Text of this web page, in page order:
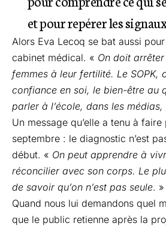
et pour repérer les
Alors Eva Lecoq se bat aussi
cabinet médical. « On doit
femmes à leur fertilité. Le SOPK,
confiance en soi, le bien-être au
parler à l’école, dans les
Un message qu’elle a tenu à
septembre : le diagnostic n’est
début. « On peut apprendre à
réconcilier avec son corps. Le
de savoir qu’on n’est pas seule. »
Quand nous lui demandons quel
que le public retienne après la